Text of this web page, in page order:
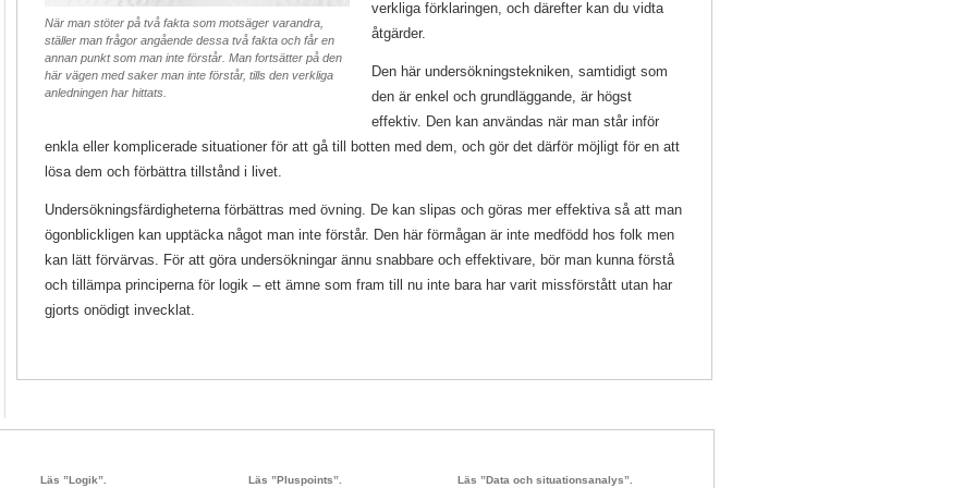
När man stöter på två fakta som motsäger varandra,
ställer man frågor angående dessa två fakta och får en
annan punkt som man inte förstår. Man fortsätter på den
här vägen med saker man inte förstår, tills den verkliga
anledningen har hittats.
verkliga förklaringen, och därefter kan du vidta
åtgärder.
Den här undersökningstekniken, samtidigt som
den är enkel och grundläggande, är högst
effektiv. Den kan användas när man står inför
enkla eller komplicerade situationer för att gå till botten med dem, och gör det därför möjligt för en att
lösa dem och förbättra tillstånd i livet.
Undersökningsfärdigheterna förbättras med övning. De kan slipas och göras mer effektiva så att man
ögonblickligen kan upptäcka något man inte förstår. Den här förmågan är inte medfödd hos folk men
kan lätt förvärvas. För att göra undersökningar ännu snabbare och effektivare, bör man kunna förstå
och tillämpa principerna för logik – ett ämne som fram till nu inte bara har varit missförstått utan har
gjorts onödigt invecklat.
Läs ”Logik”. Läs ”Pluspoints”. Läs ”Data och situationsanalys”.